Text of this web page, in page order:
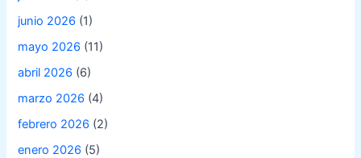
junio 2026 (1)
mayo 2026 (11)
abril 2026 (6)
marzo 2026 (4)
febrero 2026 (2)
enero 2026 (5)